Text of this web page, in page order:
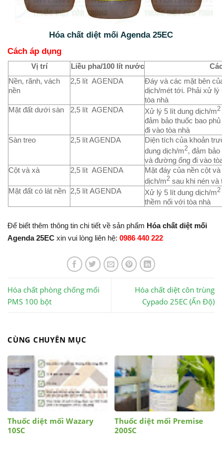
Hóa chất diệt mối Agenda 25EC
Cách áp dụng
Vị trí Liều pha/100 lít nước
Nền, rãnh, vách
nền
2,5 lít AGENDA
Đáy và các mặt bên
dịch/mét tới. Phải xử lý
tòa nhà
Mặt đất dưới sàn
2,5 lít AGENDA Xử lý 5 lít dung dịch/m2
đảm bảo thuốc bao
đi vào tòa nhà
Sàn treo
2,5 lít AGENDA
Diện tích của khoản
dung dịch/m2, đảm
và đường ống đi vào
Cột và xà
2,5 lít AGENDA
Mặt đáy của nền cột
dịch/m2 sau khi nén và
Mặt đất có lát nền 2,5 lít AGENDA Xử lý 5 lít dung dịch/m2
thềm nối với tòa nhà
Để biết thêm thông tin chi tiết về sản phẩm Hóa chất diệt mối
Agenda 25EC xin vui lòng liên hệ: 0986 440 222
Hóa chất phòng chống mối
PMS 100 bột
Hóa chất diệt côn trùng
Cypado 25EC (Ấn Độ)
CÙNG CHUYÊN MỤC
Thuốc diệt mối Wazary
10SC
Thuốc diệt mối Premise
200SC